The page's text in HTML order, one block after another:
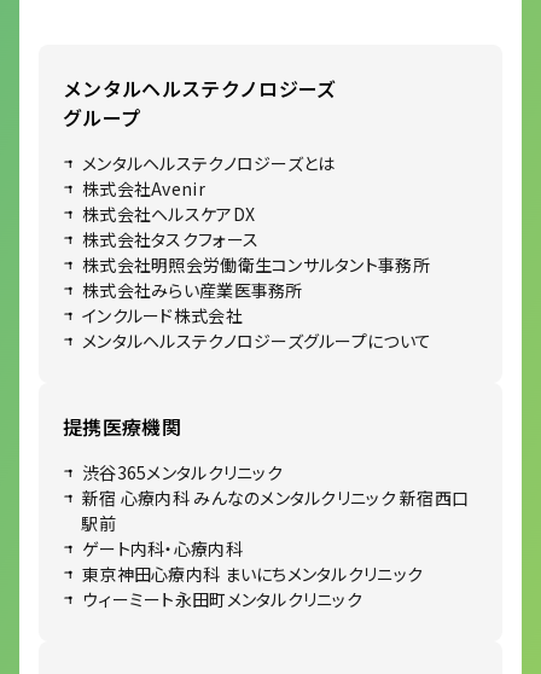
メンタルヘルステクノロジーズ
グループ
メンタルヘルステクノロジーズとは
株式会社Avenir
株式会社ヘルスケアDX
株式会社タスクフォース
株式会社明照会労働衛生コンサルタント事務所
株式会社みらい産業医事務所
インクルード株式会社
メンタルヘルステクノロジーズグループについて
提携医療機関
渋谷365メンタルクリニック
新宿 心療内科 みんなのメンタルクリニック 新宿西口
駅前
ゲート内科・心療内科
東京神田心療内科 まいにちメンタルクリニック
ウィーミート永田町メンタルクリニック